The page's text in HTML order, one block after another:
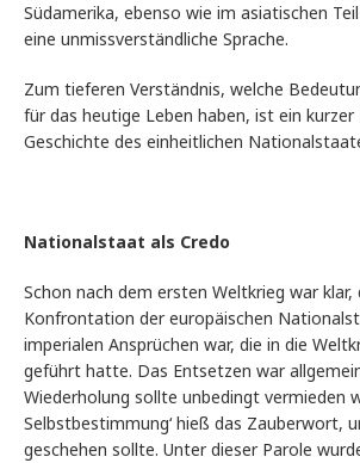
Südamerika, ebenso wie im asiatischen
eine unmissverständliche Sprache.
Zum tieferen Verständnis, welche
für das heutige Leben haben, ist ein kurzer
Geschichte des einheitlichen
Nationalstaat als Credo
Schon nach dem ersten Weltkrieg war klar,
Konfrontation der europäischen
imperialen Ansprüchen war, die in die
geführt hatte. Das Entsetzen war
Wiederholung sollte unbedingt vermieden
Selbstbestimmung‘ hieß das Zauberwort,
geschehen sollte. Unter dieser Parole